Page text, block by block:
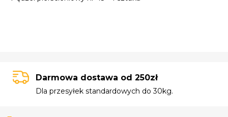
Darmowa dostawa od 250zł
Dla przesyłek standardowych do 30kg.